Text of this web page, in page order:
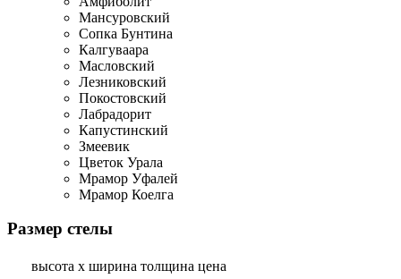
Мансуровский
Сопка Бунтина
Калгуваара
Масловский
Лезниковский
Покостовский
Лабрадорит
Капустинский
Змеевик
Цветок Урала
Мрамор Уфалей
Мрамор Коелга
Размер стелы
высота х ширина толщина цена